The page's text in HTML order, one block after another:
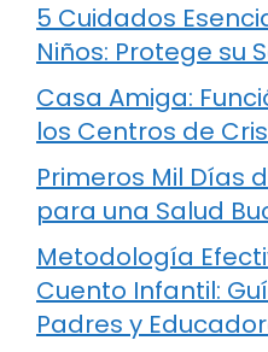
5 Cuidados
Niños: Protege su
Casa Amiga:
los Centros de
Primeros Mil Días
para una Salud
Metodología
Cuento Infantil:
Padres y